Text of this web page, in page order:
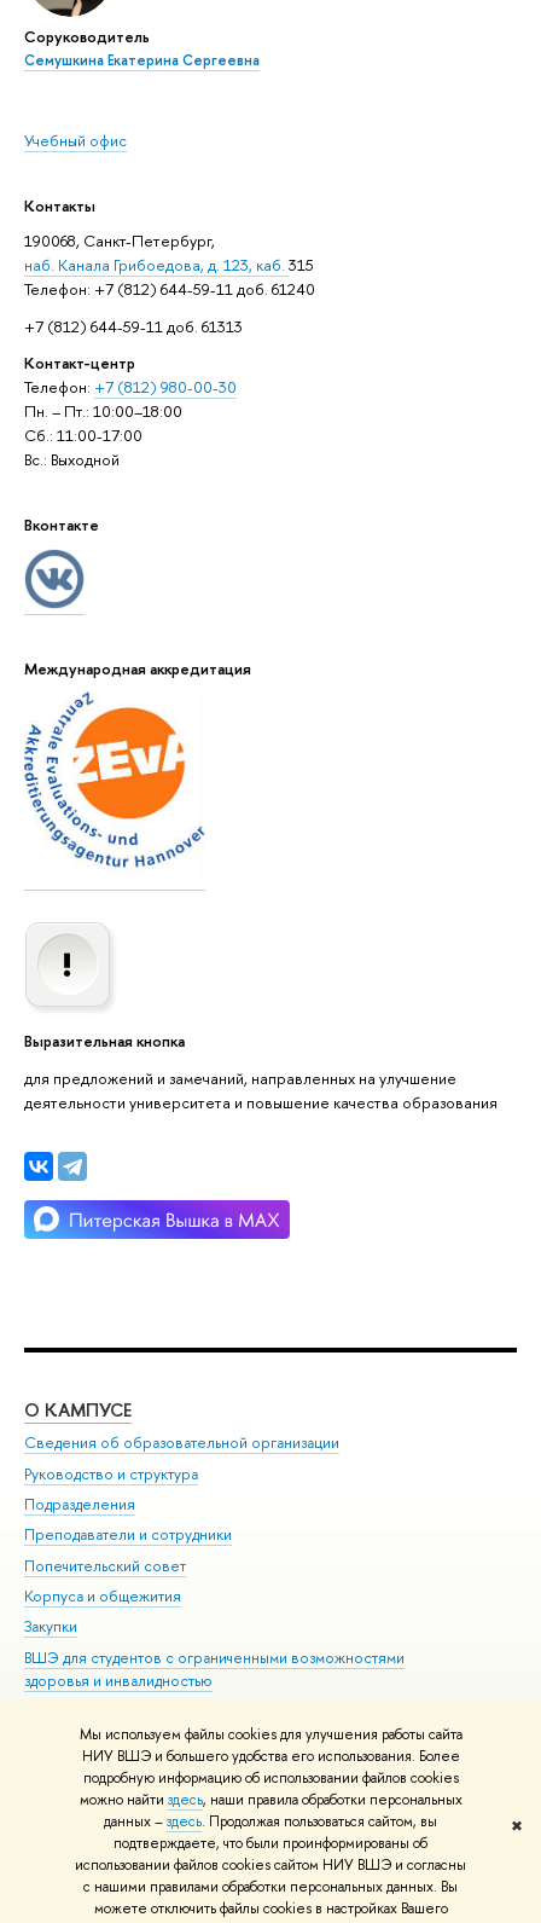
Мы используем файлы cookies для улучшения работы сайта
НИУ ВШЭ и большего удобства его использования. Более
подробную информацию об использовании файлов cookies
можно найти здесь, наши правила обработки персональных
данных –здесь. Продолжая пользоваться сайтом, вы
подтверждаете, что были проинформированы об
использовании файлов cookies сайтом НИУ ВШЭ и согласны
с нашими правилами обработки персональных данных. Вы
можете отключить файлы cookies в настройках Вашего
✖
Соруководитель
Семушкина Екатерина Сергеевна
Учебный офис
Контакты
190068, Санкт-Петербург,
наб. Канала Грибоедова, д. 123, каб. 315
Телефон: +7 (812) 644-59-11 доб. 61240
+7 (812) 644-59-11 доб. 61313
Контакт-центр
Телефон: +7 (812) 980-00-30
Пн. – Пт.: 10:00–18:00
Сб.: 11:00-17:00
Вс.: Выходной
Вконтакте
Международная аккредитация
Выразительная кнопка
для предложений и замечаний, направленных на улучшение
деятельности университета и повышение качества образования
О КАМПУСЕ
Сведения об образовательной организации
Руководство и структура
Подразделения
Преподаватели и сотрудники
Попечительский совет
Корпуса и общежития
Закупки
ВШЭ для студентов с ограниченными возможностями
здоровья и инвалидностью
Единая платежная страница
© НИУ ВШЭ 1993–2026 Адреса и контакты Условия использования
материалов Политика конфиденциальности Карта сайта
Шрифты HSE Sans и HSE Slab разработаны вШколе дизайна НИУ ВШЭ